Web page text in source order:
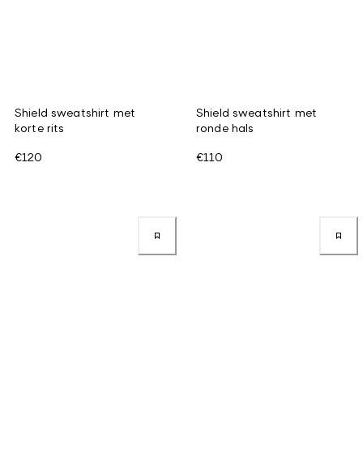
Shield sweatshirt met
korte rits
€120
Shield sweatshirt met
ronde hals
€110